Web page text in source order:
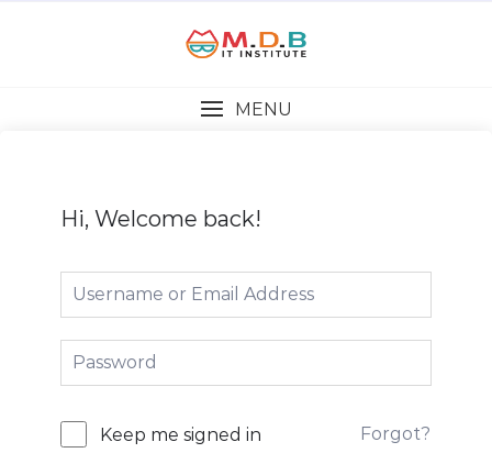
MENU
Hi, Welcome back!
Keep me signed in Forgot?